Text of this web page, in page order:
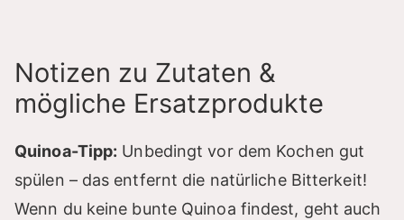
Notizen zu Zutaten &
mögliche Ersatzprodukte
Quinoa-Tipp: Unbedingt vor dem Kochen gut
spülen – das entfernt die natürliche Bitterkeit!
Wenn du keine bunte Quinoa findest, geht auch